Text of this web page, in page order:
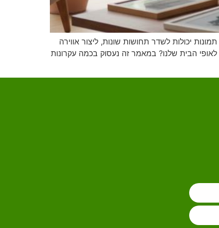
יכולות לשדר תחושות שונות, ליצור אווירה
הבית שלנו? במאמר זה נעסוק בכמה עקרונות